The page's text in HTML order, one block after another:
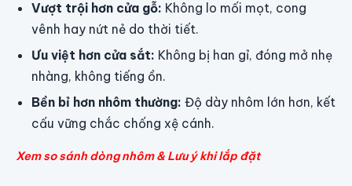
Vượt trội hơn cửa gỗ: Không lo mối mọt, cong
vênh hay nứt nẻ do thời tiết.
Ưu việt hơn cửa sắt: Không bị han gỉ, đóng mở nhẹ
nhàng, không tiếng ồn.
Bền bỉ hơn nhôm thường: Độ dày nhôm lớn hơn, kết
cấu vững chắc chống xệ cánh.
Xem so sánh dòng nhôm & Lưu ý khi lắp đặt